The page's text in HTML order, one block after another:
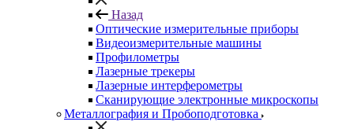
Назад
Оптические измерительные приборы
Видеоизмерительные машины
Профилометры
Лазерные трекеры
Лазерные интерферометры
Сканирующие электронные микроскопы
Металлография и Пробоподготовка